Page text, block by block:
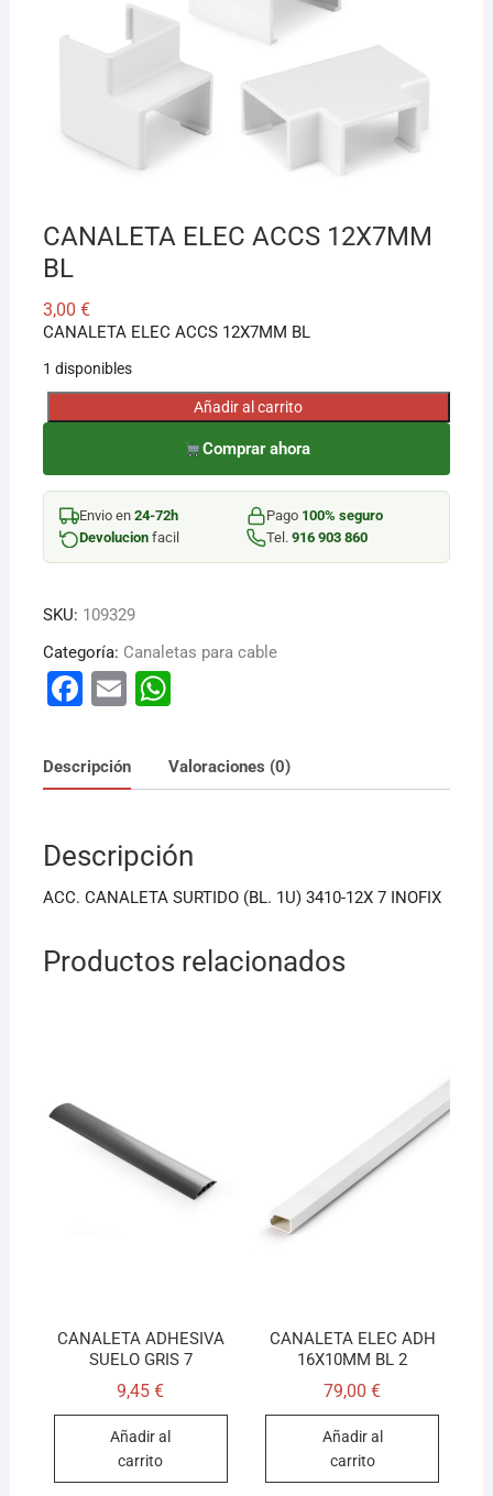
CANALETA ELEC ACCS 12X7MM
BL
3,00 €
CANALETA ELEC ACCS 12X7MM BL
1 disponibles
CANALETA
ACCS
12X7MM
BL
cantidad
Añadir al carrito
Comprar ahora
Envio en 24-72h Pago 100% seguro
Devolucionfacil Tel. 916 903 860
SKU: 109329
Categoría: Canaletas para cable
F
c
e
o
o
E
ai
l
W
at
s
p
p
Descripción Valoraciones (0)
Descripción
ACC. CANALETA SURTIDO (BL. 1U) 3410-12X 7 INOFIX
Productos relacionados
CANALETA ADHESIVA
SUELO GRIS 7
9,45€
Añadir al
carrito
CANALETA ELEC ADH
16X10MM BL 2
79,00€
Añadir al
carrito
¡Hola! Soy el asesor virtual de Ferretería El Arroyo.
Cuéntame qué necesitas y te ayudo a encontrarlo,
aunque no sepas el nombre exacto